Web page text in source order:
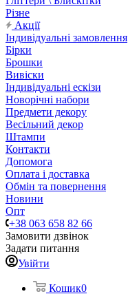
Різне
Акції
Індивідуальні замовлення
Бірки
Брошки
Вивіски
Індивідуальні ескізи
Новорічні набори
Предмети декору
Весільний декор
Штампи
Контакти
Допомога
Оплата і доставка
Обмін та повернення
Новини
Опт
+38 063 658 82 66
Замовити дзвінок
Задати питання
Увійти
Кошик0